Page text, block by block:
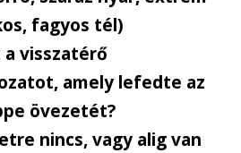
fagyos tél)
visszatérő
amely lefedte az
övezetét?
nincs, vagy alig van